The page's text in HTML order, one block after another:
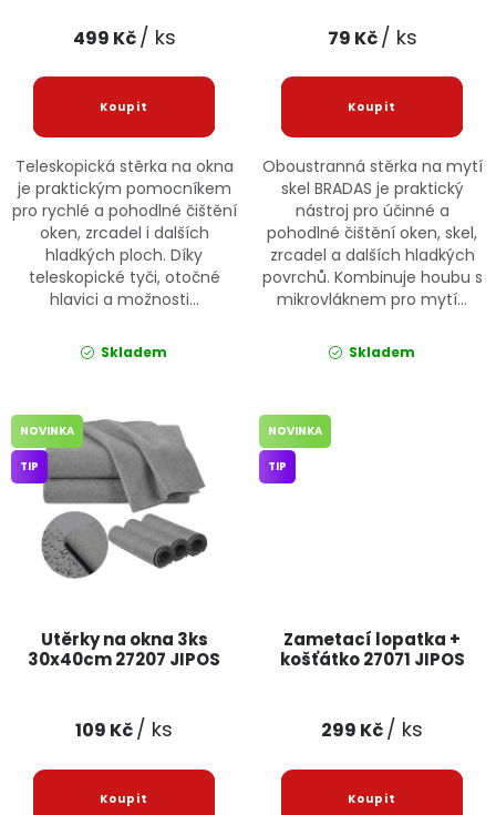
Reklamační formulář Odstoupení ve lhůtě 14 dní
Obchodní podmínky Reklamační řád
Podmínky ochrany osobních údajů
499 Kč/ ks
Teleskopická stěrka na okna
je praktickým pomocníkem
pro rychlé a pohodlné čištění
oken, zrcadel i dalších
hladkých ploch. Díky
teleskopické tyči, otočné
hlavici a možnosti...
Skladem
79 Kč/ ks
Oboustranná stěrka na mytí
skel BRADAS je praktický
nástroj pro účinné a
pohodlné čištění oken, skel,
zrcadel a dalších hladkých
povrchů. Kombinuje houbu s
mikrovláknem pro mytí...
Skladem
Utěrky na okna 3ks
30x40cm 27207 JIPOS
NOVINKA
TIP
109 Kč/ ks
Zametací lopatka +
košťátko 27071 JIPOS
NOVINKA
TIP
299 Kč/ ks